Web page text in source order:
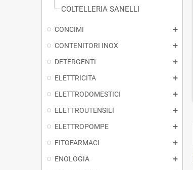
COLTELLERIA SANELLI
CONCIMI
CONTENITORI INOX
DETERGENTI
ELETTRICITA
ELETTRODOMESTICI
ELETTROUTENSILI
ELETTROPOMPE
FITOFARMACI
ENOLOGIA